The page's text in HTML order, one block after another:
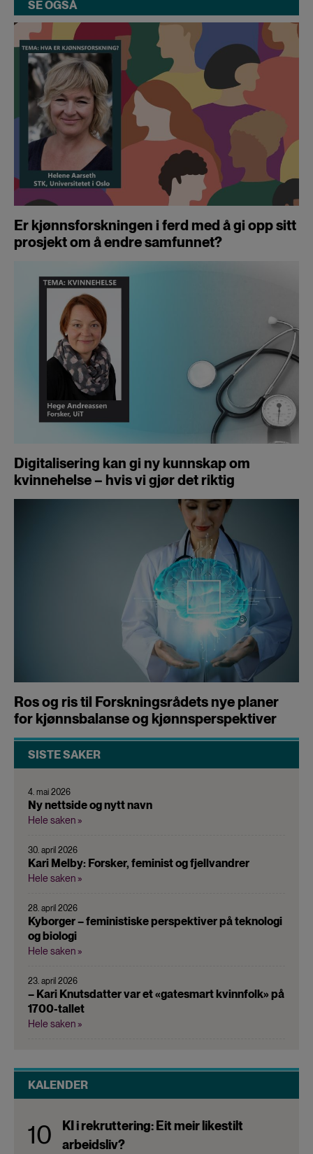
SE OGSÅ
Er kjønnsforskningen i ferd med å gi opp sitt
prosjekt om å endre samfunnet?
Digitalisering kan gi ny kunnskap om
kvinnehelse – hvis vi gjør det riktig
Ros og ris til Forskningsrådets nye planer
for kjønnsbalanse og kjønnsperspektiver
SISTE SAKER
4. mai 2026
Ny nettside og nytt navn
Hele saken »
30. april 2026
Kari Melby: Forsker, feminist og fjellvandrer
Hele saken »
28. april 2026
Kyborger – feministiske perspektiver på teknologi
og biologi
Hele saken »
23. april 2026
– Kari Knutsdatter var et «gatesmart kvinnfolk» på
1700-tallet
Hele saken »
KALENDER
10
KI i rekruttering: Eit meir likestilt
arbeidsliv?